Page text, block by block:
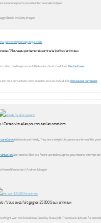
au monde pour la Journée internationale du tigre.
iStock. by Getty Images
/ Nouveau partenariat contre le trafic d’animaux
stop the dangerous wildlife trade in South East Asia.Find out how.
loin pour démanteler cette industrie en Asie du Sud-Est.Découvrez comment.
/ Cartes virtuelles pour toutes les occasions
our eCardsto friends and family. They are a delightful surprise any time of the year!
virtuellesà un proche. Elles leur feront une belle surprise, peu importe le temps de
Animal Protection / Andrew Morgan
/ Vous avez fait gagner 25 000 $ aux animaux
won the So Delicious Celebrity Shake Off. That means $25,000 for